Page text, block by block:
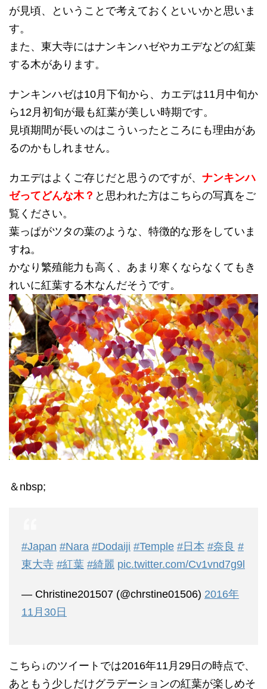
が見頃、ということで考えておくといいかと思いま
す。
また、東大寺にはナンキンハゼやカエデなどの紅葉
する木があります。
ナンキンハゼは10月下旬から、カエデは11月中旬か
ら12月初旬が最も紅葉が美しい時期です。
見頃期間が長いのはこういったところにも理由があ
るのかもしれません。
カエデはよくご存じだと思うのですが、 ナンキンハ
ゼってどんな木？ と思われた方はこちらの写真をご
覧ください。
葉っぱがツタの葉のような、特徴的な形をしていま
すね。
かなり繁殖能力も高く、あまり寒くならなくてもき
れいに紅葉する木なんだそうです。
＆nbsp;
#Japan #Nara #Dodaiji #Temple #日本 #奈良 #
東大寺 #紅葉 #綺麗 pic.twitter.com/Cv1vnd7g9l
— Christine201507 (@chrstine01506) 2016年
11月30日
こちら↓のツイートでは2016年11月29日の時点で、
あともう少しだけグラデーションの紅葉が楽しめそ